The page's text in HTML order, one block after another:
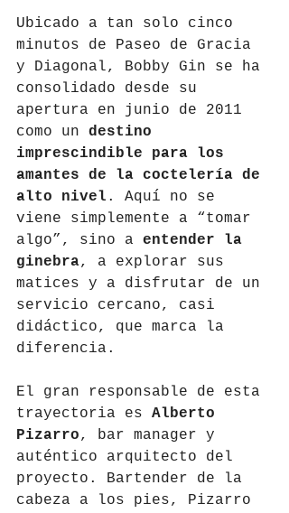
Ubicado a tan solo cinco
minutos de Paseo de Gracia
y Diagonal, Bobby Gin se ha
consolidado desde su
apertura en junio de 2011
como un destino
imprescindible para los
amantes de la coctelería de
alto nivel . Aquí no se
viene simplemente a “tomar
algo”, sino a entender la
ginebra, a explorar sus
matices y a disfrutar de un
servicio cercano, casi
didáctico, que marca la
diferencia.
El gran responsable de esta
trayectoria es Alberto
Pizarro, bar manager y
auténtico arquitecto del
proyecto. Bartender de la
cabeza a los pies, Pizarro